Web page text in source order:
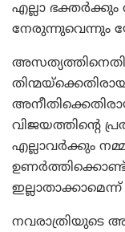
എല്ലാ
നേരുന്നുവെന്നും
വിജയത്തിന്റെ
എല്ലാവര്‍ക്കും
നവരാത്രിയുടെ